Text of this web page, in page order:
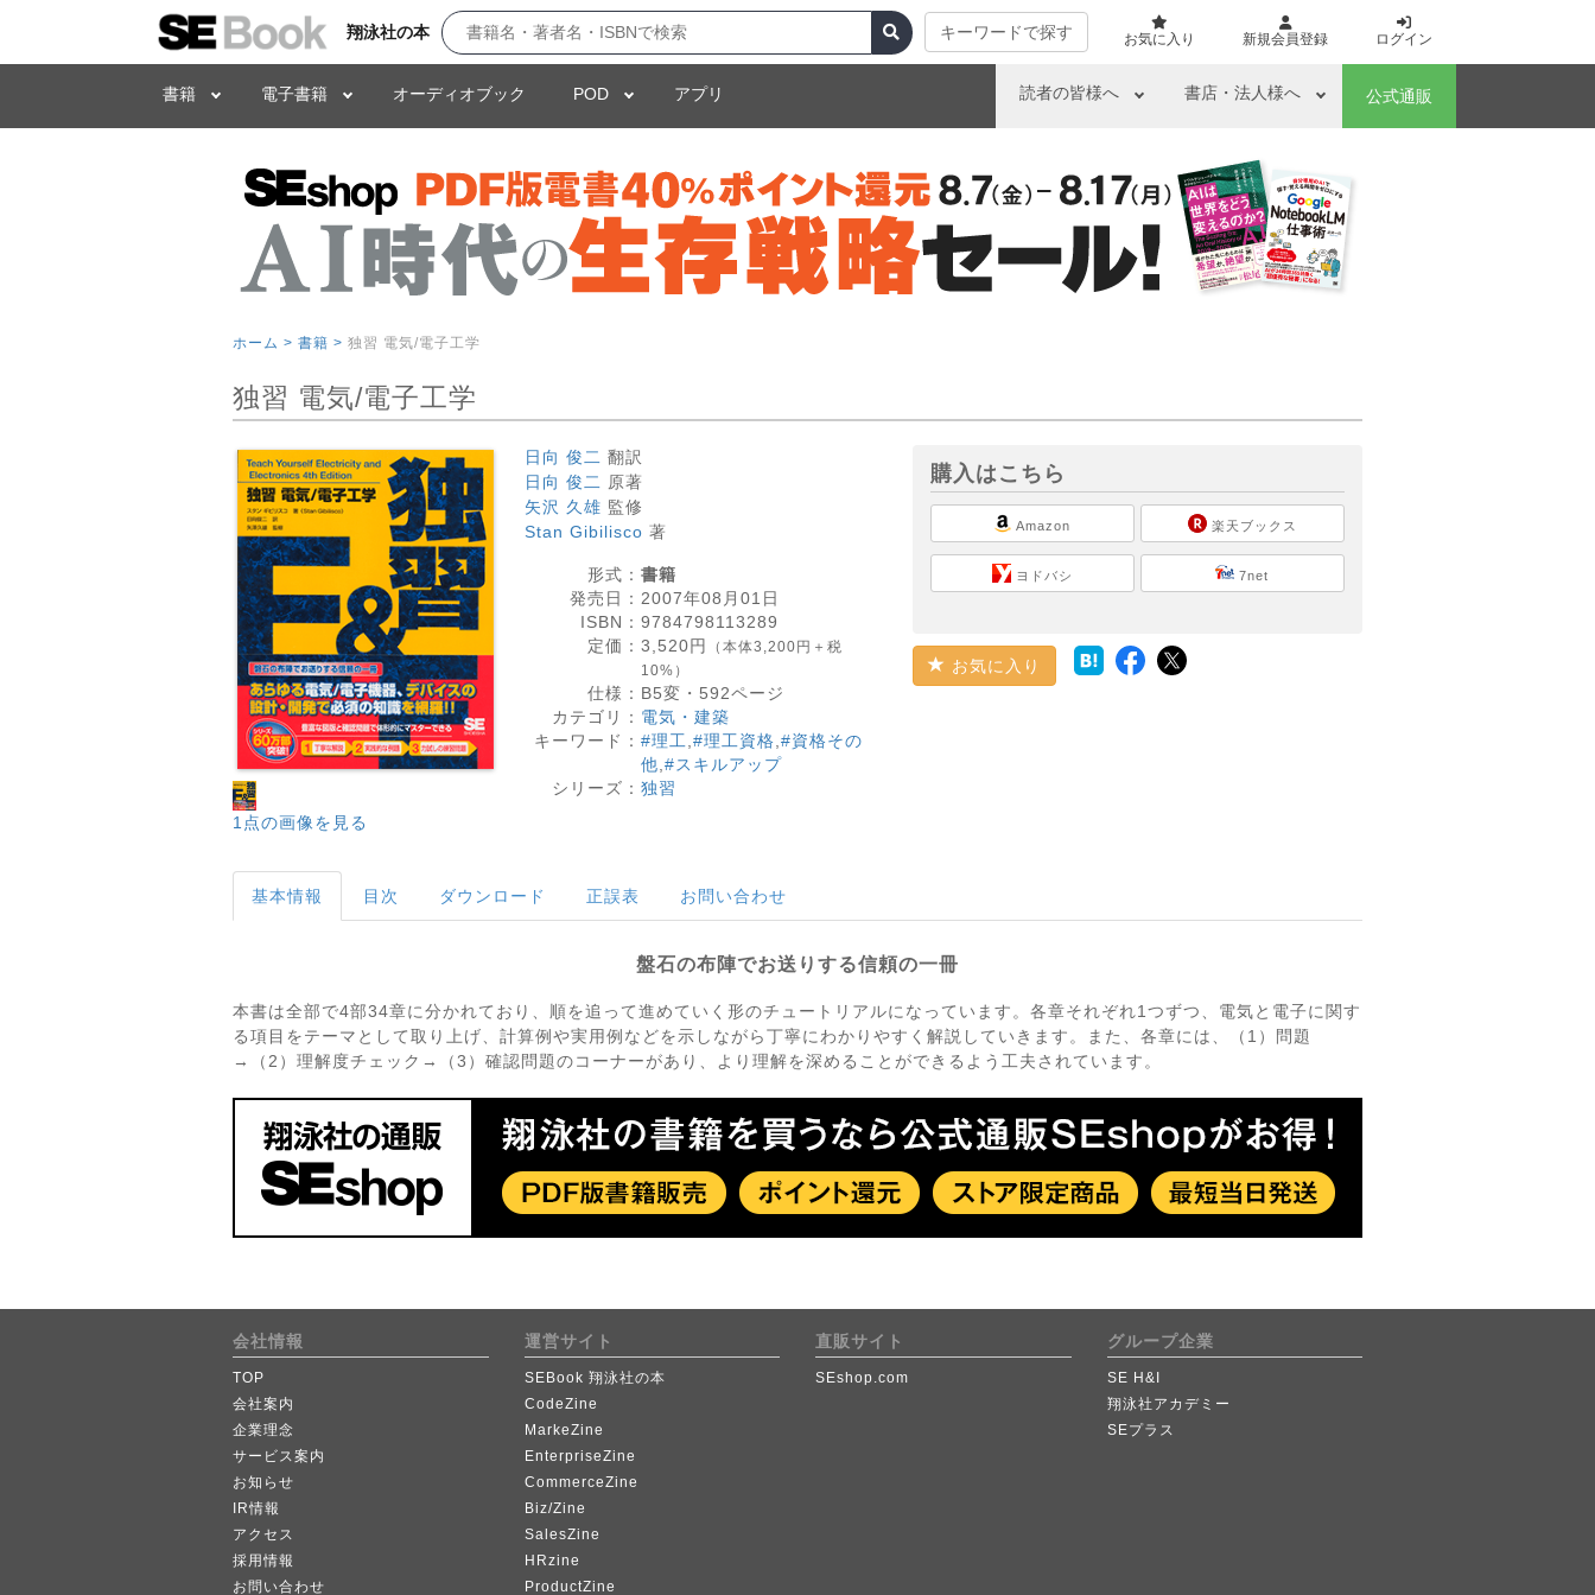
翔泳社の本 キーワードで探す お気に入り 新規会員登録 ログイン
書籍 電子書籍 オーディオブック POD アプリ 読者の皆様へ 書店・法人様へ 公式通販
ホーム > 書籍 > 独習 電気/電子工学
独習 電気/電子工学
1点の画像を見る
日向 俊二 翻訳
日向 俊二
原著
矢沢 久雄 監修
Stan Gibilisco 著
形式： 書籍
発売日： 2007年08月01日
ISBN： 9784798113289
定価： 3,520円
（本体3,200円＋税
10%）
仕様： B5変・ 592ページ
カテゴリ： 電気・建築
キーワード： #理工 #理工資格 #資格その
他 #スキルアップ
シリーズ： 独習
購入はこちら
Amazon
ヨドバシ
楽天ブックス
7net
お気に入り
基本情報 目次 ダウンロード 正誤表 お問い合わせ
盤石の布陣でお送りする信頼の一冊
本書は全部で4部34章に分かれており、順を追って進めていく形のチュートリアルになっています。各章それぞれ1つずつ、電気と電子に関す
る項目をテーマとして取り上げ、計算例や実用例などを示しながら丁寧にわかりやすく解説していきます。また、各章には、（1）問題
→（2）理解度チェック→（3）確認問題のコーナーがあり、より理解を深めることができるよう工夫されています。
会社情報
TOP
会社案内
企業理念
サービス案内
お知らせ
IR情報
アクセス
採用情報
お問い合わせ
運営サイト
SEBook 翔泳社の本
CodeZine
MarkeZine
EnterpriseZine
CommerceZine
Biz/Zine
SalesZine
HRzine
ProductZine
直販サイト
SEshop.com
グループ企業
SE H&I
翔泳社アカデミー
SEプラス